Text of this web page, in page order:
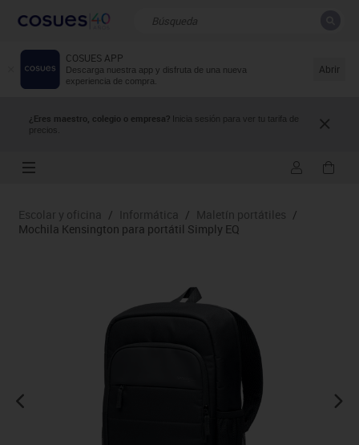
COSUES APP
Descarga nuestra app y disfruta de una nueva
experiencia de compra.
Abrir
¿Eres maestro, colegio o empresa? Inicia sesión para ver tu tarifa de
precios.
Resultados de la búsqueda
Escolar y oficina / Informática / Maletín portátiles /
Mochila Kensington para portátil Simply EQ